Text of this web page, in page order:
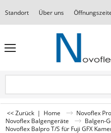
Standort Über uns
<< Zurück | Home
Novoflex
Novoflex Balgengeräte
Balgen-
Novoflex Balpro T/S für Fuji GFX